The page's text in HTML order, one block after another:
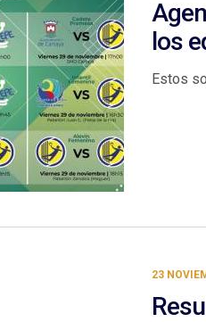
los
Estos
23